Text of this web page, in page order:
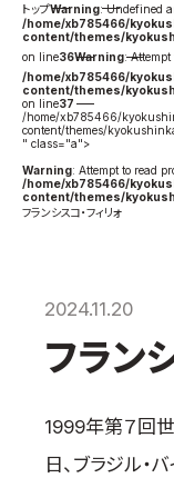
Warning: Undefined
/home/xb785466/
content/themes/
on line36Warning:
/home/xb785466/
content/themes/
on line37
/home/xb785466/
content/themes/
" class="a">
Warning: Attempt to read
/home/xb785466/
content/themes/
フランシスコ・フィリォ
2024.11.20
フラン
1999年第７回
日、ブラジル・